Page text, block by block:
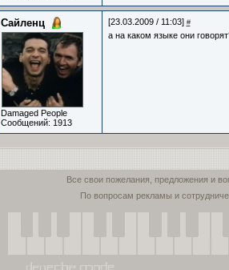
Сайленц
Damaged People
Сообщений: 1913
[23.03.2009 / 11:03] #
а на каком языке они
Все свои пожелания, предложения и
По вопросам рекламы и